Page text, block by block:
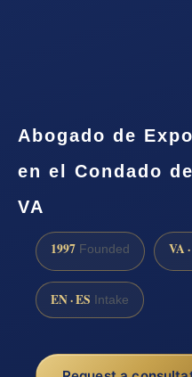
Abogado de
en el Condado
VA
1997 Founded VA
EN · ES Intake